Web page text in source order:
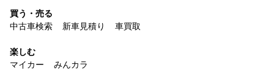
買う・売る
中古車検索
新車見積り 車買取
楽しむ
マイカー
みんカラ